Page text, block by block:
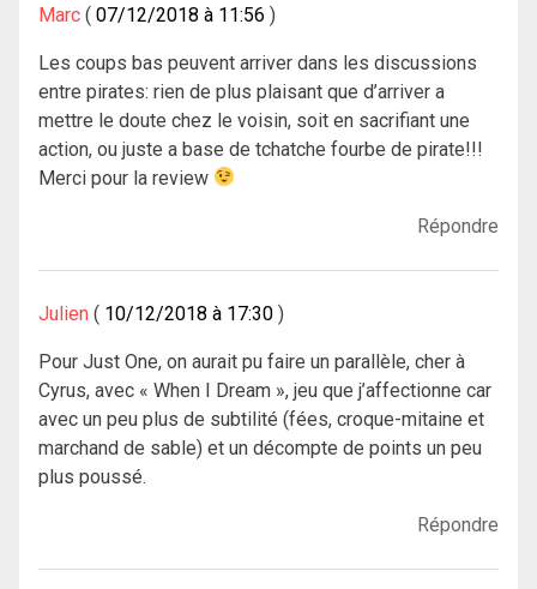
Marc 07/12/2018 à 11:56
Les coups bas peuvent arriver dans les discussions
entre pirates: rien de plus plaisant que d’arriver a
mettre le doute chez le voisin, soit en sacrifiant une
action, ou juste a base de tchatche fourbe de pirate!!!
Merci pour la review
Répondre
Julien 10/12/2018 à 17:30
Pour Just One, on aurait pu faire un parallèle, cher à
Cyrus, avec « When I Dream », jeu que j’affectionne car
avec un peu plus de subtilité (fées, croque-mitaine et
marchand de sable) et un décompte de points un peu
plus poussé.
Répondre